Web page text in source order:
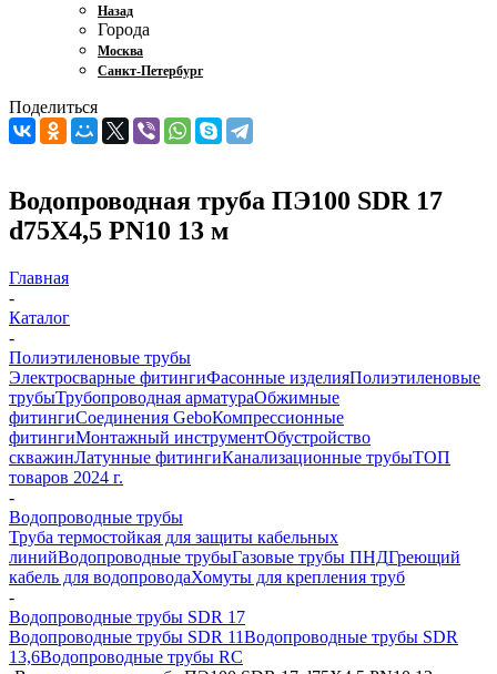
Назад
Города
Москва
Санкт-Петербург
Поделиться
Водопроводная труба ПЭ100 SDR 17
d75Х4,5 PN10 13 м
Главная
-
Каталог
-
Полиэтиленовые трубы
Электросварные фитингиФасонные изделияПолиэтиленовые
трубыТрубопроводная арматураОбжимные
фитингиСоединения GeboКомпрессионные
фитингиМонтажный инструментОбустройство
скважинЛатунные фитингиКанализационные трубыТОП
товаров 2024 г.
-
Водопроводные трубы
Труба термостойкая для защиты кабельных
линийВодопроводные трубыГазовые трубы ПНДГреющий
кабель для водопроводаХомуты для крепления труб
-
Водопроводные трубы SDR 17
Водопроводные трубы SDR 11Водопроводные трубы SDR
13,6Водопроводные трубы RC